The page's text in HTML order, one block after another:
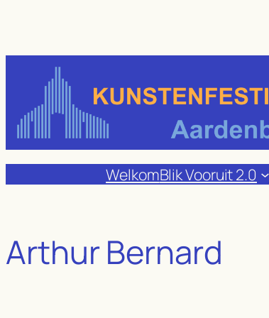
de
inhoud
WelkomBlik Vooruit 2.0
Arthur Bernard